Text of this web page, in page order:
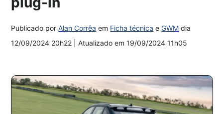
Publicado porAlan Corrêa em Ficha técnica eGWM dia
12/09/2024 20h22
| Atualizado em19/09/2024 11h05